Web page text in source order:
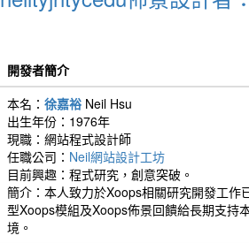
開發者簡介
本名： 徐嘉裕 Neil Hsu
出生年份：1976年
現職：網站程式設計師
任職公司： Neil網站設計工坊
目前興趣：程式研究，創意突破。
簡介：本人致力於Xoops相關研究開發工
型Xoops模組及Xoops佈景回饋給長期支持
境。